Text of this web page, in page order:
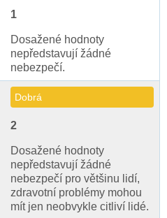
1
Dosažené hodnoty
nepředstavují žádné
nebezpečí.
Dobrá
2
Dosažené hodnoty
nepředstavují žádné
nebezpečí pro většinu lidí,
zdravotní problémy mohou
mít jen neobvykle citliví lidé.